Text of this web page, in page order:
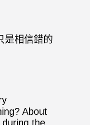
是相信錯的
About
during the